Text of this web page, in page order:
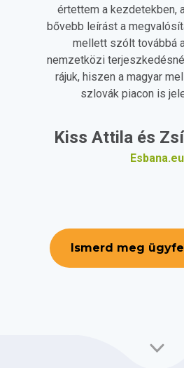
értettem a kezdetekben,
bővebb leírást a
mellett szólt továbbá
nemzetközi
rájuk, hiszen a magyar
szlovák piacon is
Kiss Attila és
Esbana.eu
Ismerd meg